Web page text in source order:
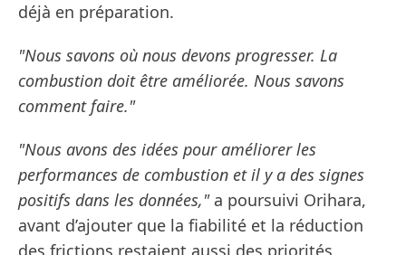
déjà en préparation.
"Nous savons où nous devons progresser. La
combustion doit être améliorée. Nous savons
comment faire."
"Nous avons des idées pour améliorer les
performances de combustion et il y a des signes
positifs dans les données,"a poursuivi Orihara,
avant d’ajouter que la fiabilité et la réduction